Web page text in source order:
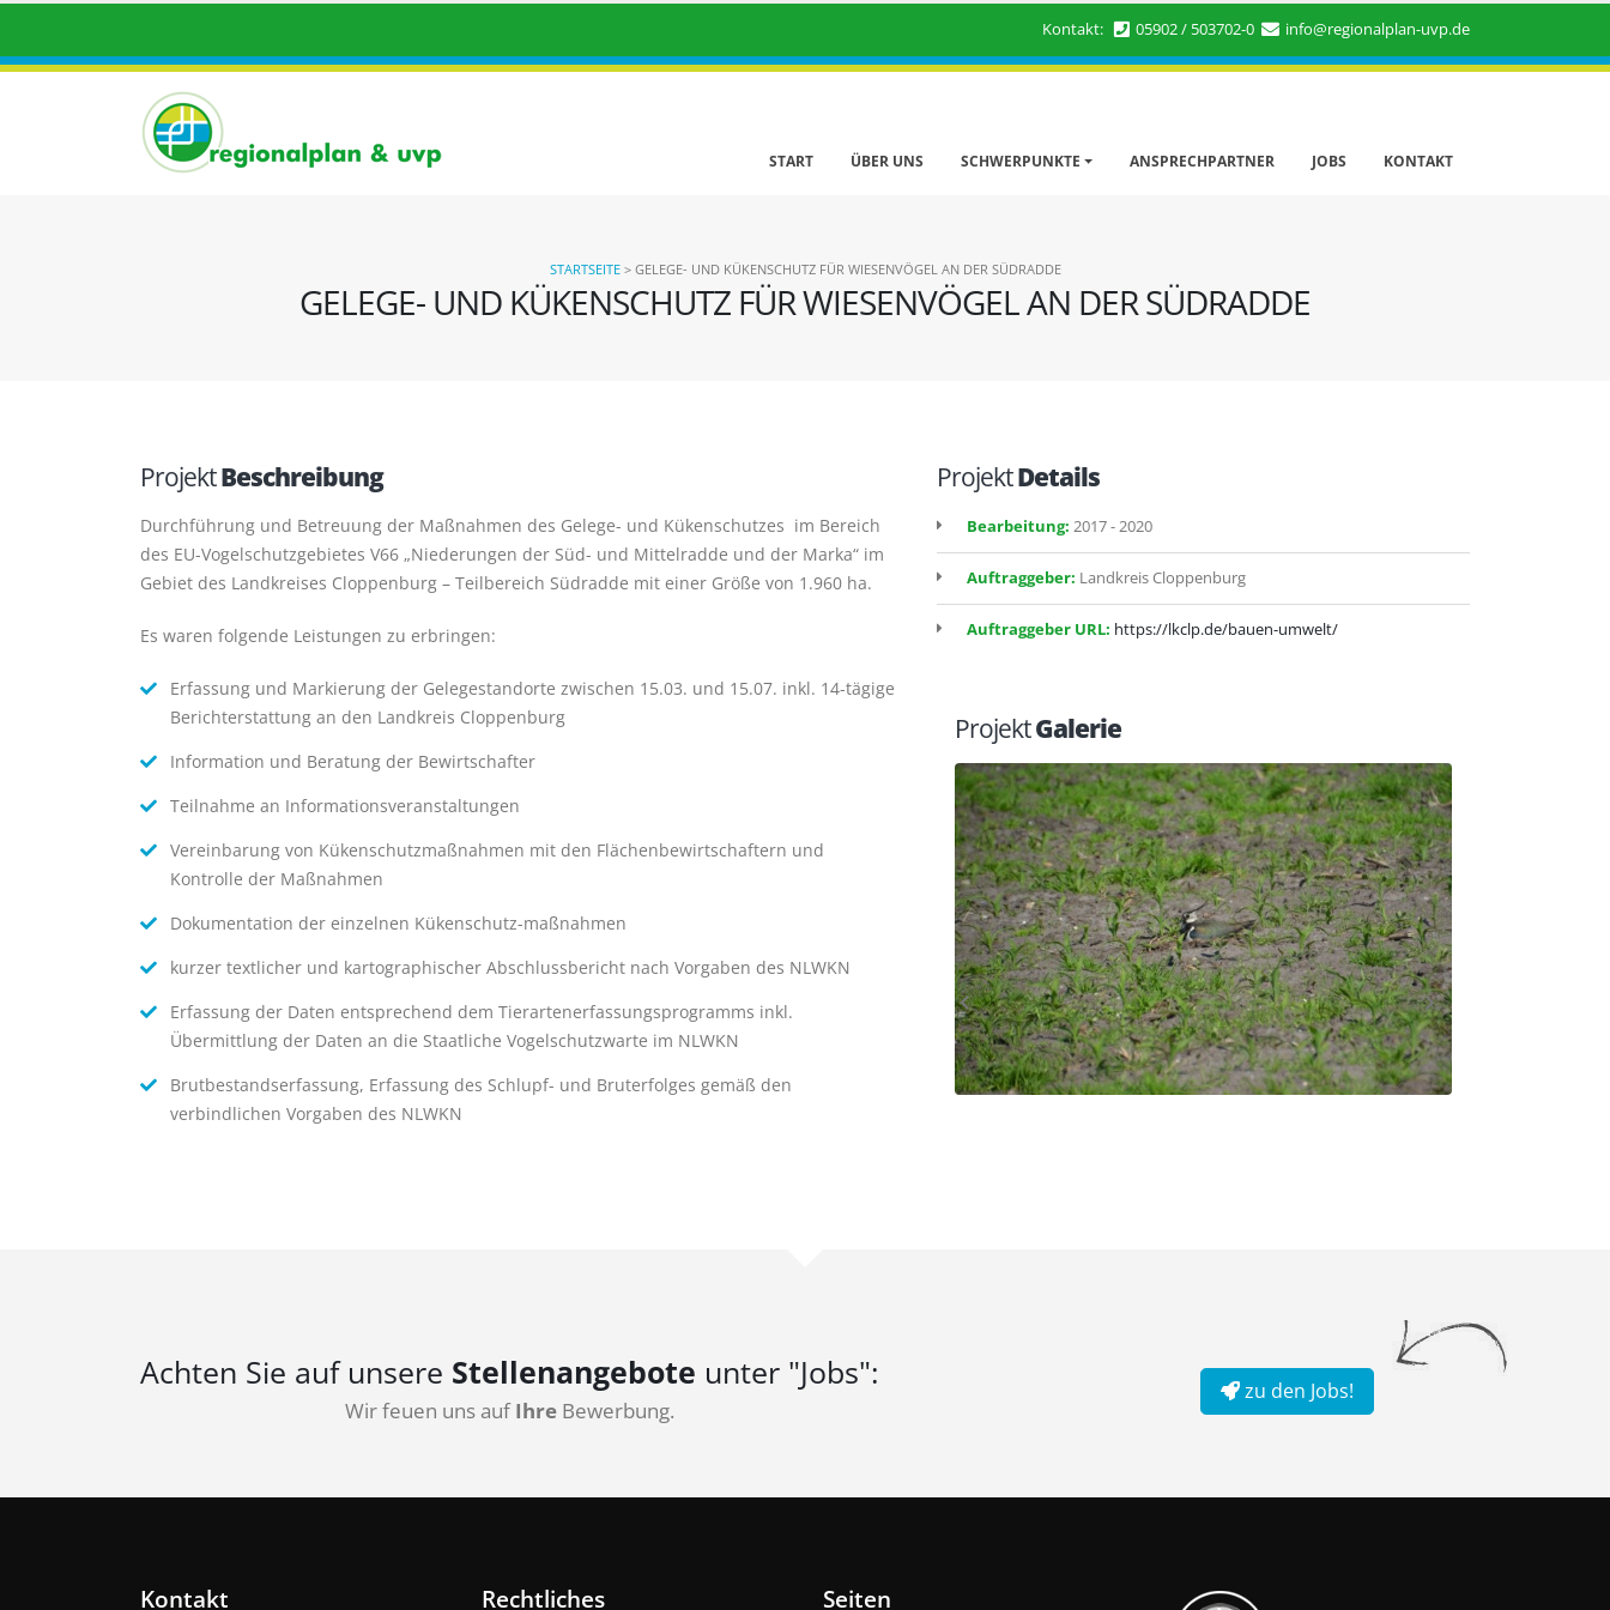
Kontakt: 05902 / 503702-0 info@regionalplan-uvp.de
START ÜBER UNS SCHWERPUNKTE ANSPRECHPARTNER JOBS KONTAKT
GELEGE- UND KÜKENSCHUTZ FÜR WIESENVÖGEL AN DER SÜDRADDE
STARTSEITE> GELEGE- UND KÜKENSCHUTZ FÜR WIESENVÖGEL AN DER SÜDRADDE
ProjektBeschreibung
Durchführung und Betreuung der Maßnahmen des Gelege- und Kükenschutzes im Bereich
des EU-Vogelschutzgebietes V66 „Niederungen der Süd- und Mittelradde und der Marka“ im
Gebiet des Landkreises Cloppenburg – Teilbereich Südradde mit einer Größe von 1.960 ha.
Es waren folgende Leistungen zu erbringen:
Erfassung und Markierung der Gelegestandorte zwischen 15.03. und 15.07. inkl. 14-tägige
Berichterstattung an den Landkreis Cloppenburg
Information und Beratung der Bewirtschafter
Teilnahme an Informationsveranstaltungen
Vereinbarung von Kükenschutzmaßnahmen mit den Flächenbewirtschaftern und
Kontrolle der Maßnahmen
Dokumentation der einzelnen Kükenschutz-maßnahmen
kurzer textlicher und kartographischer Abschlussbericht nach Vorgaben des NLWKN
Erfassung der Daten entsprechend dem Tierartenerfassungsprogramms inkl.
Übermittlung der Daten an die Staatliche Vogelschutzwarte im NLWKN
Brutbestandserfassung, Erfassung des Schlupf- und Bruterfolges gemäß den
verbindlichen Vorgaben des NLWKN
ProjektDetails
Bearbeitung: 2017 - 2020
Auftraggeber: Landkreis Cloppenburg
Auftraggeber URL: https://lkclp.de/bauen-umwelt/
ProjektGalerie
Achten Sie auf unsere Stellenangebote unter "Jobs":
Wir feuen uns aufIhre Bewerbung.
zu den Jobs!
Kontakt Rechtliches Seiten